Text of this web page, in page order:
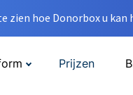
zien hoe Donorbox u
Prijzen